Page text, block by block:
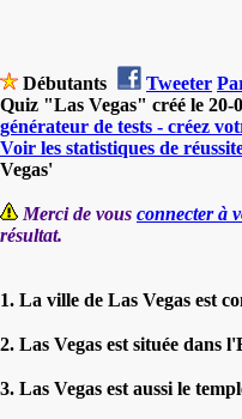
Débutants Tweeter
Quiz "Las Vegas" créé le 20-
générateur de tests - créez
Voir les statistiques de
Vegas'
Merci de vous connecter à
résultat.
1. La ville de Las Vegas est
2. Las Vegas est située dans
3. Las Vegas est aussi le